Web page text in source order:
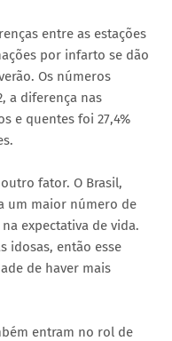
entre as estações
por infarto se dão
Os números
a diferença nas
e quentes foi 27,4%
fator. O Brasil,
um maior número de
expectativa de vida.
idosas, então esse
de haver mais
entram no rol de